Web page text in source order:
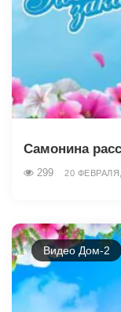
Самонина
299 20
Видео Дом-2